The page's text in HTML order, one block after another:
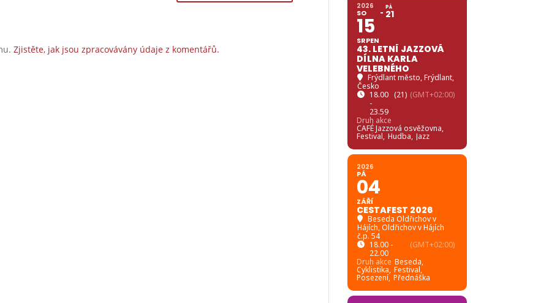
Zjistěte, jak jsou zpracovávány údaje z komentářů.
2026
SO
15
SRPEN
PÁ
21
43. LETNÍ JAZZOVÁ
DÍLNA KARLA
VELEBNÉHO
Frýdlant město, Frýdlant,
Česko
18.00
-
23.59
(21) (GMT+02:00)
Druh akce
CAFÉ Jazzová osvěžovna,
Festival, Hudba, Jazz
2026
PÁ
04
ZÁŘÍ
CESTAFEST 2026
Beseda Oldřichov v
Hájích, Oldřichov v Hájích
č.p. 54
18.00 -
22.00
(GMT+02:00)
Druh akce Beseda,
Cyklistika, Festival,
Posezení, Přednáška